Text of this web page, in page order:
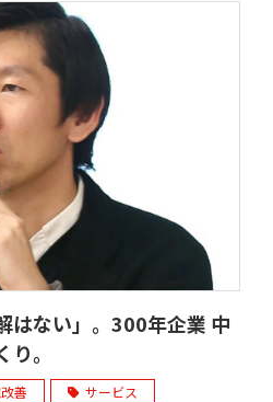
はない」。300年企業 中
。
善
サービス